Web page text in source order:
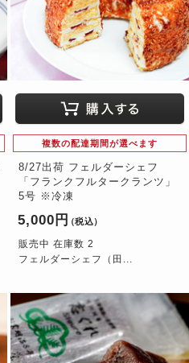
複数の配達期間が選べます
8/27出荷 フェルダーシェフ
「フランクフルタークランツ」
5号 ※冷凍
5,000円 （税込）
販売中 在庫数 2
フェルダーシェフ（田...